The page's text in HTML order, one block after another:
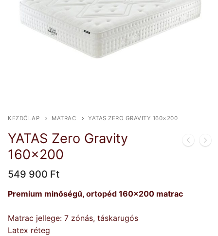
KEZDŐLAP MATRAC YATAS ZERO GRAVITY 160×200
YATAS Zero Gravity
160×200
549 900 Ft
Premium minőségű, ortopéd 160×200 matrac
Matrac jellege: 7 zónás, táskarugós
Latex réteg